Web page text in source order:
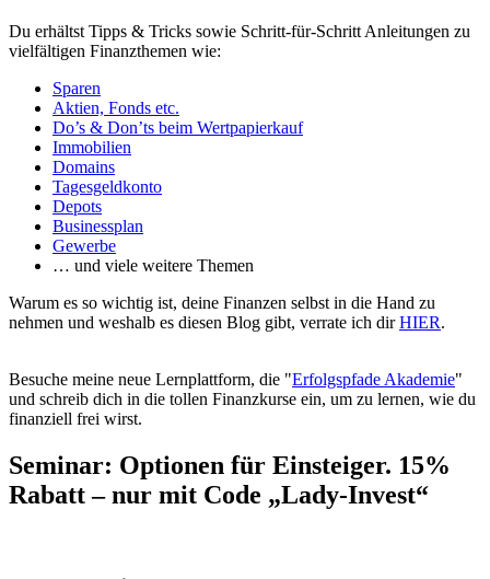
Du erhältst Tipps & Tricks sowie Schritt-für-Schritt Anleitungen zu
vielfältigen Finanzthemen wie:
Sparen
Aktien, Fonds etc.
Do’s & Don’ts beim Wertpapierkauf
Immobilien
Domains
Tagesgeldkonto
Depots
Businessplan
Gewerbe
… und viele weitere Themen
Warum es so wichtig ist, deine Finanzen selbst in die Hand zu
nehmen und weshalb es diesen Blog gibt, verrate ich dirHIER.
Besuche meine neue Lernplattform, die "Erfolgspfade Akademie"
und schreib dich in die tollen Finanzkurse ein, um zu lernen, wie du
finanziell frei wirst.
Seminar: Optionen für Einsteiger. 15%
Rabatt – nur mit Code „Lady-Invest“